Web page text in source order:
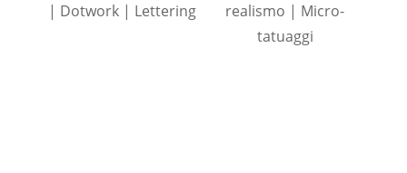
| Dotwork | Lettering
realismo | Micro-
tatuaggi